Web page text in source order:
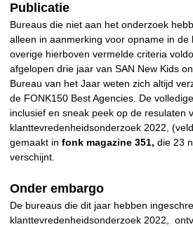
Publicatie
Bureaus die niet aan het onderzoek
alleen in aanmerking voor opname in de
overige hierboven vermelde criteria
afgelopen drie jaar van SAN New Kids
Bureau van het Jaar weten zich altijd
de FONK150 Best Agencies. De
inclusief en sneak peek op de resulaten
klanttevredenheidsonderzoek 2022,
gemaakt in fonk magazine 351, die 23
verschijnt.
Onder embargo
De bureaus die dit jaar hebben
klanttevredenheidsonderzoek 2022,